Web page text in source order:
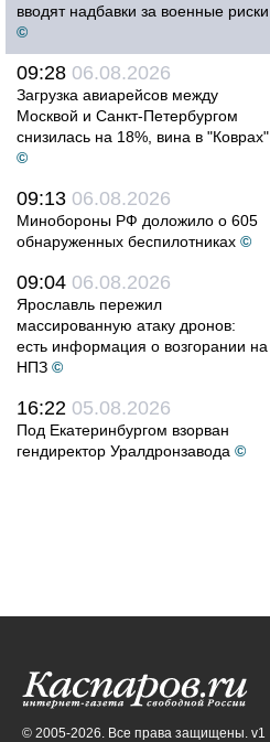
вводят надбавки за военные риски
©
09:28 06.08.2026
Загрузка авиарейсов между
Москвой и Санкт-Петербургом
снизилась на 18%, вина в "Коврах"
©
09:13 06.08.2026
Минобороны РФ доложило о 605
обнаруженных беспилотниках ©
09:04 06.08.2026
Ярославль пережил
массированную атаку дронов:
есть информация о возгорании на
НПЗ ©
16:22 05.08.2026
Под Екатеринбургом взорван
гендиректор Уралдронзавода ©
© 2005-2026. Все права защищены. v1